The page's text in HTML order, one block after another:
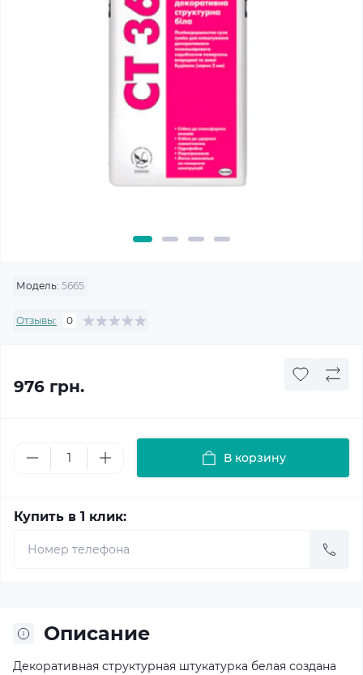
Модель: 5665
Отзывы: 0
976 грн.
В корзину
Купить в 1 клик:
Описание
Декоративная структурная штукатурка белая создана